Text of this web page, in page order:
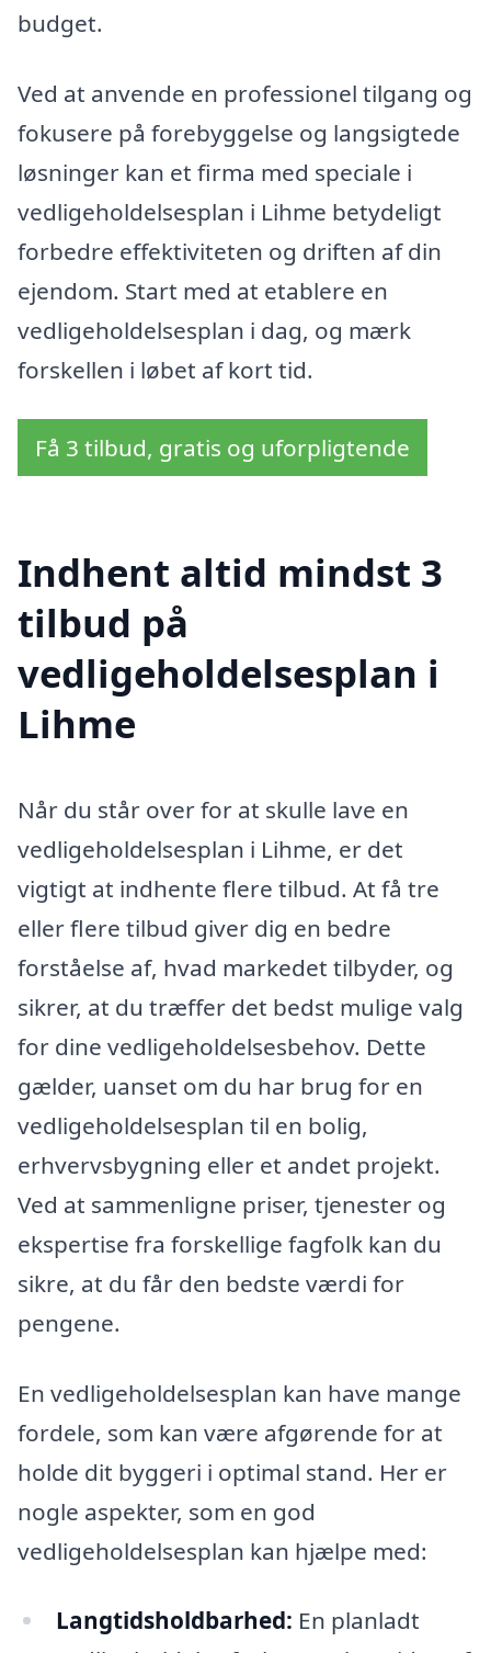
budget.
Ved at anvende en professionel tilgang og
fokusere på forebyggelse og langsigtede
løsninger kan et firma med speciale i
vedligeholdelsesplan i Lihme betydeligt
forbedre effektiviteten og driften af din
ejendom. Start med at etablere en
vedligeholdelsesplan i dag, og mærk
forskellen i løbet af kort tid.
Få 3 tilbud, gratis og uforpligtende
Indhent altid mindst 3
tilbud på
vedligeholdelsesplan i
Lihme
Når du står over for at skulle lave en
vedligeholdelsesplan i Lihme, er det
vigtigt at indhente flere tilbud. At få tre
eller flere tilbud giver dig en bedre
forståelse af, hvad markedet tilbyder, og
sikrer, at du træffer det bedst mulige valg
for dine vedligeholdelsesbehov. Dette
gælder, uanset om du har brug for en
vedligeholdelsesplan til en bolig,
erhvervsbygning eller et andet projekt.
Ved at sammenligne priser, tjenester og
ekspertise fra forskellige fagfolk kan du
sikre, at du får den bedste værdi for
pengene.
En vedligeholdelsesplan kan have mange
fordele, som kan være afgørende for at
holde dit byggeri i optimal stand. Her er
nogle aspekter, som en god
vedligeholdelsesplan kan hjælpe med:
Langtidsholdbarhed: En planladt